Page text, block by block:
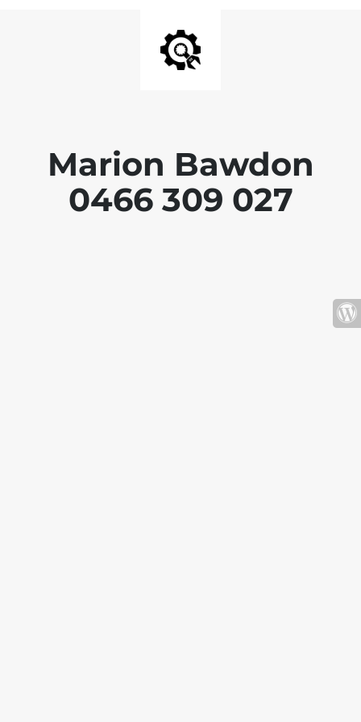
Marion Bawdon
0466 309 027